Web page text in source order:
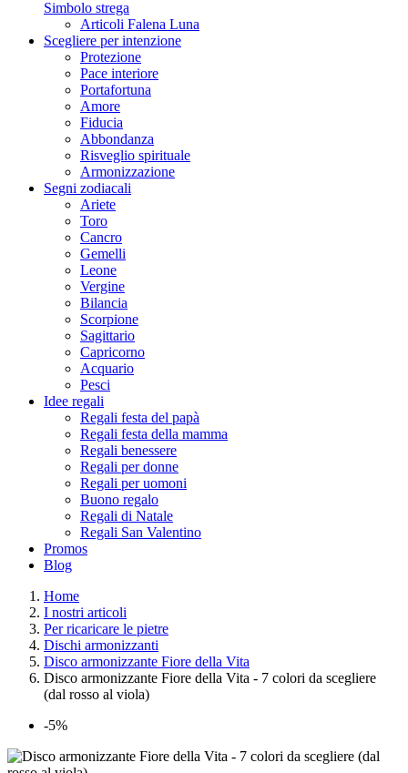
Simbolo strega
Articoli Falena Luna
Scegliere per intenzione
Protezione
Pace interiore
Portafortuna
Amore
Fiducia
Abbondanza
Risveglio spirituale
Armonizzazione
Segni zodiacali
Ariete
Toro
Cancro
Gemelli
Leone
Vergine
Bilancia
Scorpione
Sagittario
Capricorno
Acquario
Pesci
Idee regali
Regali festa del papà
Regali festa della mamma
Regali benessere
Regali per donne
Regali per uomoni
Buono regalo
Regali di Natale
Regali San Valentino
Promos
Blog
Home
I nostri articoli
Per ricaricare le pietre
Dischi armonizzanti
Disco armonizzante Fiore della Vita
Disco armonizzante Fiore della Vita - 7 colori da scegliere
(dal rosso al viola)
-5%